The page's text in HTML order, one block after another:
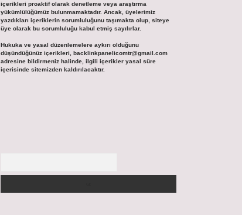
içerikleri proaktif olarak denetleme veya araştırma
yükümlülüğümüz bulunmamaktadır. Ancak, üyelerimiz
yazdıkları içeriklerin sorumluluğunu taşımakta olup, siteye
üye olarak bu sorumluluğu kabul etmiş sayılırlar.
Hukuka ve yasal düzenlemelere aykırı olduğunu
düşündüğünüz içerikleri, backlinkpanelicomtr@gmail.com
adresine bildirmeniz halinde, ilgili içerikler yasal süre
içerisinde sitemizden kaldırılacaktır.